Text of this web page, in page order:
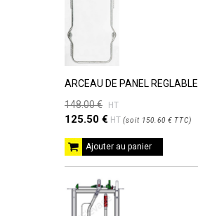
ARCEAU DE PANEL REGLABLE
148.00 €
HT
125.50 € HT (soit 150.60 € TTC)
Ajouter au panier